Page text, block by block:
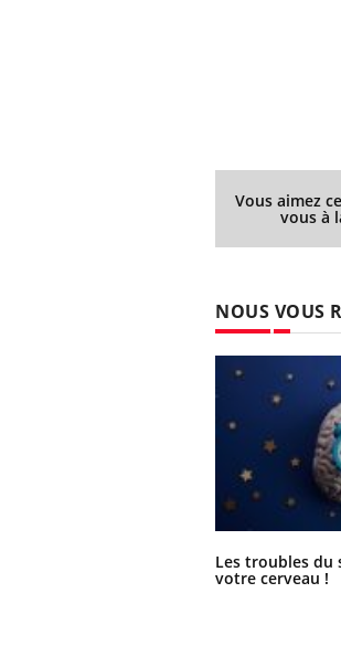
Vous aimez
vous à
NOUS VOUS
Les troubles
votre cerveau !